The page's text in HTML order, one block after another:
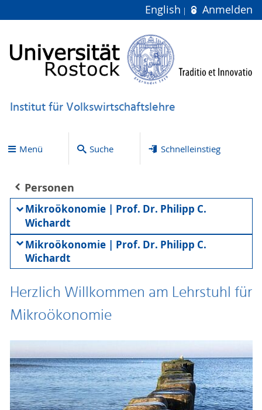
English Anmelden
Institut für Volkswirtschaftslehre
Menü Suche Schnelleinstieg
Personen
Mikroökonomie | Prof. Dr. Philipp C.
Wichardt
Mikroökonomie | Prof. Dr. Philipp C.
Wichardt
Herzlich Willkommen am Lehrstuhl für
Mikroökonomie